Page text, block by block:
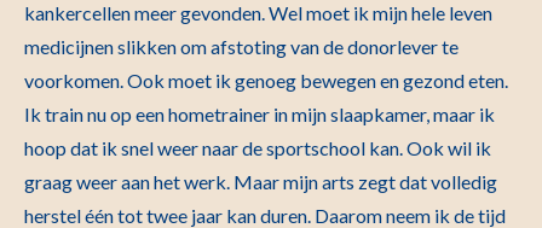
kankercellen meer gevonden. Wel moet ik mijn hele leven
medicijnen slikken om afstoting van de donorlever te
voorkomen. Ook moet ik genoeg bewegen en gezond eten.
Ik train nu op een hometrainer in mijn slaapkamer, maar ik
hoop dat ik snel weer naar de sportschool kan. Ook wil ik
graag weer aan het werk. Maar mijn arts zegt dat volledig
herstel één tot twee jaar kan duren. Daarom neem ik de tijd